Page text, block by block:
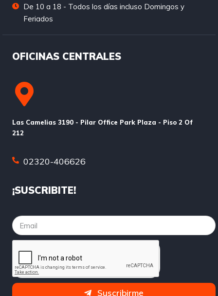
De 10 a 18 - Todos los días incluso Domingos y
Feriados
OFICINAS CENTRALES
Las Camelias 3190 - Pilar Office Park Plaza - Piso 2 Of
212
02320-406626
¡SUSCRIBITE!
Suscribirme